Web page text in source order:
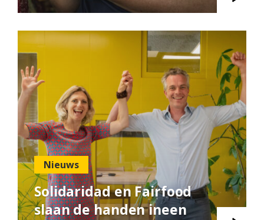
Nieuws
Solidaridad en Fairfood
slaan de handen ineen